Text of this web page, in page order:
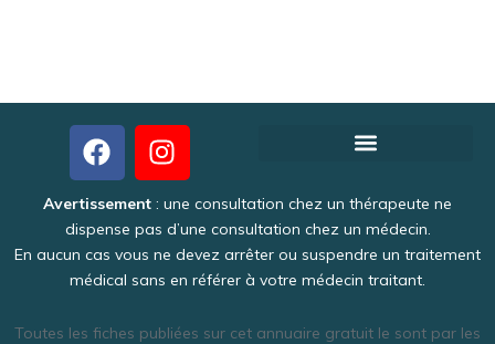
Avertissement : une consultation chez un thérapeute ne
dispense pas d’une consultation chez un médecin.
En aucun cas vous ne devez arrêter ou suspendre un traitement
médical sans en référer à votre médecin traitant.
Toutes les fiches publiées sur cet annuaire gratuit le sont par les